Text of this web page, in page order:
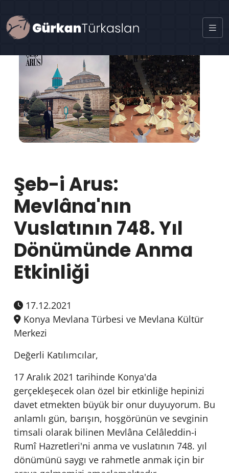
Şeb-i Arus:
Mevlâna'nın
Vuslatının 748. Yıl
Dönümünde Anma
Etkinliği
17.12.2021
Konya Mevlana Türbesi ve Mevlana Kültür
Merkezi
Değerli Katılımcılar,
17 Aralık 2021 tarihinde Konya'da
gerçekleşecek olan özel bir etkinliğe hepinizi
davet etmekten büyük bir onur duyuyorum. Bu
anlamlı gün, barışın, hoşgörünün ve sevginin
timsali olarak bilinen Mevlâna Celâleddin-i
Rumî Hazretleri'ni anma ve vuslatının 748. yıl
dönümünü saygı ve rahmetle anmak için bir